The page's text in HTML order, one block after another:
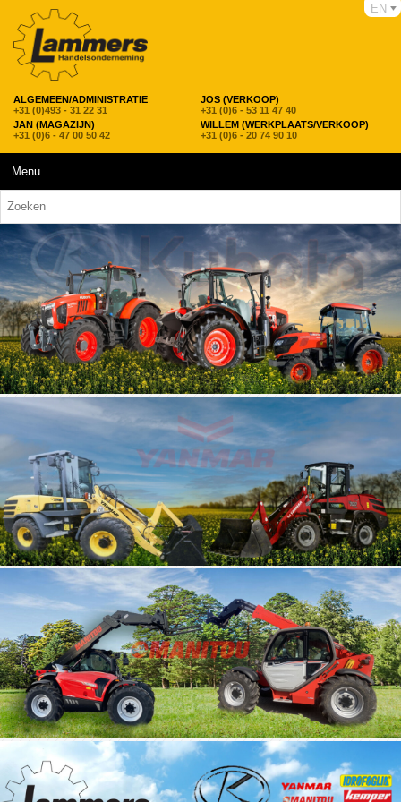
ALGEMEEN/ADMINISTRATIE
+31 (0)493 - 31 22 31
JOS (VERKOOP)
+31 (0)6 - 53 11 47 40
JAN (MAGAZIJN)
+31 (0)6 - 47 00 50 42
WILLEM (WERKPLAATS/VERKOOP)
+31 (0)6 - 20 74 90 10
EN
Menu